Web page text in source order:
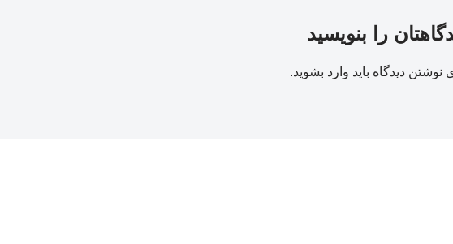
را بنویسید
نوشتن دیدگاه باید وارد بشوید.